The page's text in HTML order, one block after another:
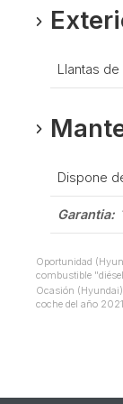
Llantas de
Dispone
Garantia:
Oportunidad
combustible
Ocasión
coche del año